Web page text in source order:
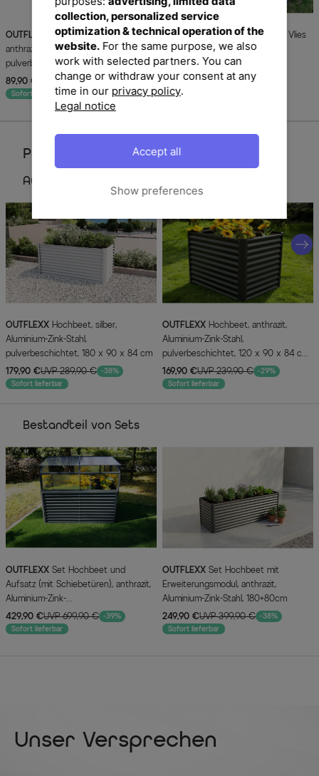
OUTFLEXX
anthrazit, Aluminium-Zink-Stahl,
pulverbeschichtet, 80x90x84 cm
89,90 €
UVP 119,90 € -25%
Sofort lieferbar
OUTFLEXXPflanzvlies, schwarz, Vlies
200g/m², 180x90x100cm, für
Hochbeet mit 180cm
39,90 €UVP 49,90 € -20%
Sofort lieferbar
Perfektionieren Sie Ihren Garten
Aus dieser Serie
OUTFLEXX
Aluminium-Zink-Stahl,
pulverbeschichtet, 180 x 90 x 84 cm
179,90 €UVP 289,90 € -38%
Sofort lieferbar
OUTFLEXX
Aluminium-Zink-Stahl,
pulverbeschichtet, 120 x 90 x 84 cm,
durch Zubehör erweiterbar
169,90 €UVP 239,90 € -29%
Sofort lieferbar
Bestandteil von Sets
OUTFLEXX
Aufsatz (mit Schiebetüren), anthrazit,
Aluminium-Zink-
Stahl/Alu/Polycarbonat, 180 cm,
pulverbeschichtet
429,90 €UVP 699,90 € -39%
Sofort lieferbar
OUTFLEXX
Erweiterungsmodul, anthrazit,
Aluminium-Zink-Stahl, 180+80cm
249,90 €UVP 399,90 € -38%
Sofort lieferbar
Unser Versprechen
collection, personalized service
optimization & technical operation of the
website.For the same purpose, we also
work with selected partners. You can
change or withdraw your consent at any
time in our privacy policy.
Legal notice
Show preferences
Accept all